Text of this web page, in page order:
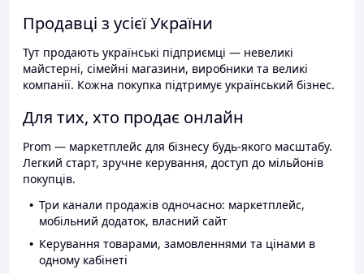
Продавці з усієї України
Тут продають українські підприємці — невеликі
майстерні, сімейні магазини, виробники та великі
компанії. Кожна покупка підтримує український бізнес.
Для тих, хто продає онлайн
Prom — маркетплейс для бізнесу будь-якого масштабу.
Легкий старт, зручне керування, доступ до мільйонів
покупців.
Три канали продажів одночасно: маркетплейс,
мобільний додаток, власний сайт
Керування товарами, замовленнями та цінами в
одному кабінеті